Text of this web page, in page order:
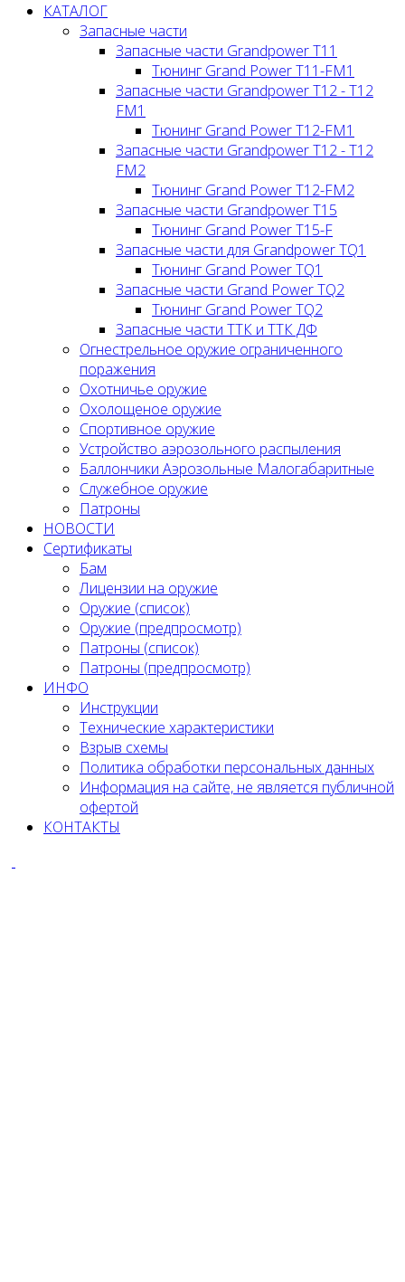
КАТАЛОГ
Запасные части
Запасные части Grandpower T11
Тюнинг Grand Power T11-FM1
Запасные части Grandpower T12 - T12
FM1
Тюнинг Grand Power T12-FM1
Запасные части Grandpower T12 - T12
FM2
Тюнинг Grand Power T12-FM2
Запасные части Grandpower T15
Тюнинг Grand Power T15-F
Запасные части для Grandpower TQ1
Тюнинг Grand Power TQ1
Запасные части Grand Power TQ2
Тюнинг Grand Power TQ2
Запасные части ТТК и ТТК ДФ
Огнестрельное оружие ограниченного
поражения
Охотничье оружие
Охолощеное оружие
Спортивное оружие
Устройство аэрозольного распыления
Баллончики Аэрозольные Малогабаритные
Служебное оружие
Патроны
НОВОСТИ
Сертификаты
Бам
Лицензии на оружие
Оружие (список)
Оружие (предпросмотр)
Патроны (список)
Патроны (предпросмотр)
ИНФО
Инструкции
Технические характеристики
Взрыв схемы
Политика обработки персональных данных
Информация на сайте, не является публичной
офертой
КОНТАКТЫ